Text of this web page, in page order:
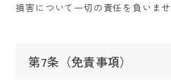
損害について一切の責任を負いませ
第7条（免責事項）